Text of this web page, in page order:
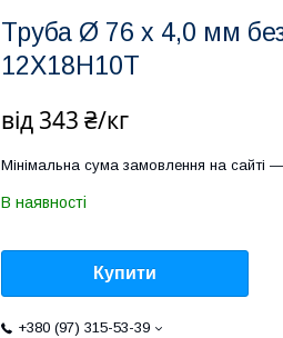
Труба Ø 76 х 4,0 мм
12Х18Н10Т
від 343 ₴/кг
Мінімальна сума замовлення на сайті
В наявності
Купити
+380 (97) 315-53-39